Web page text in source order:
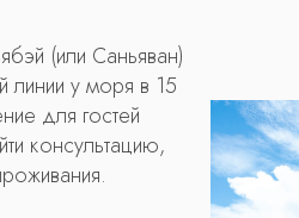
(или Саньяван)
у моря в 15
для гостей
консультацию,